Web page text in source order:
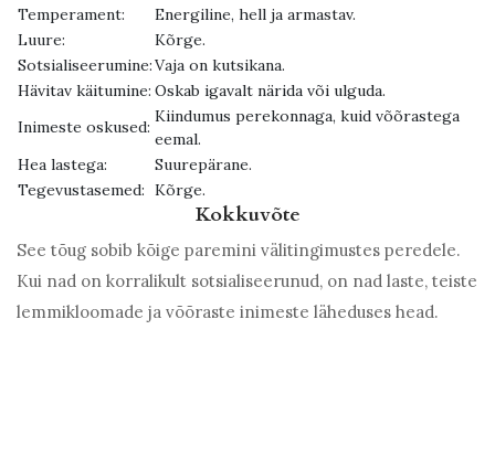
Temperament:
Energiline, hell ja armastav.
Luure:
Kõrge.
Sotsialiseerumine:Vaja on kutsikana.
Hävitav käitumine: Oskab igavalt närida või ulguda.
Inimeste oskused:
Kiindumus perekonnaga, kuid võõrastega
eemal.
Hea lastega:
Suurepärane.
Tegevustasemed: Kõrge.
Kokkuvõte
See tõug sobib kõige paremini välitingimustes peredele.
Kui nad on korralikult sotsialiseerunud, on nad laste, teiste
lemmikloomade ja võõraste inimeste läheduses head.